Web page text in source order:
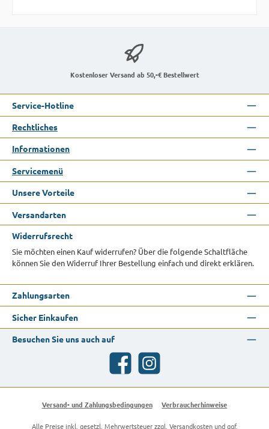
Kostenloser Versand ab 50,-€ Bestellwert
Service-Hotline
Rechtliches
Informationen
Servicemenü
Unsere Vorteile
Versandarten
Widerrufsrecht
Sie möchten einen Kauf widerrufen? Über die folgende Schaltfläche
können Sie den Widerruf Ihrer Bestellung einfach und direkt erklären.
Zahlungsarten
Sicher Einkaufen
Besuchen Sie uns auch auf
Facebook Instagram
Versand- und Zahlungsbedingungen Verbraucherhinweise
Alle Preise inkl. gesetzl. Mehrwertsteuer zzgl. Versandkostenund ggf.